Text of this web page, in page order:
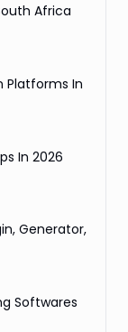
Africa
Platforms In
In 2026
Generator,
Softwares